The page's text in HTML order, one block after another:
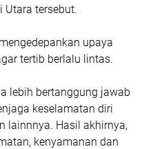
Utara tersebut.
upaya
tertib berlalu lintas.
lebih bertanggung jawab
keselamatan diri
lainnnya. Hasil akhirnya,
kenyamanan dan